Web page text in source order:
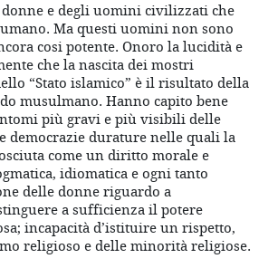
e degli uomini civilizzati che
Ma questi uomini non sono
cosi potente. Onoro la lucidità e
che la nascita dei mostri
“Stato islamico” è il risultato della
musulmano. Hanno capito bene
più gravi e più visibili delle
democrazie durature nelle quali la
come un diritto morale e
idiomatica e ogni tanto
delle donne riguardo a
a sufficienza il potere
incapacità d’istituire un rispetto,
religioso e delle minorità religiose.